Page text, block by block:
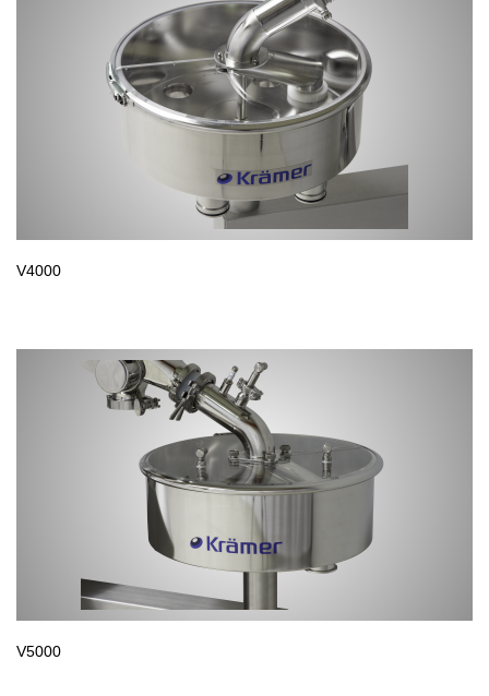
V4000
V5000